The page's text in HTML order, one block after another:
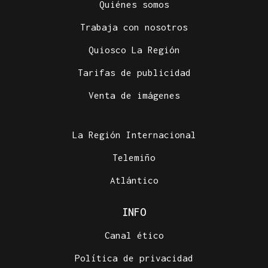
Quiénes somos
Trabaja con nosotros
Quiosco La Región
Tarifas de publicidad
Venta de imágenes
La Región Internacional
Telemiño
Atlántico
INFO
Canal ético
Política de privacidad